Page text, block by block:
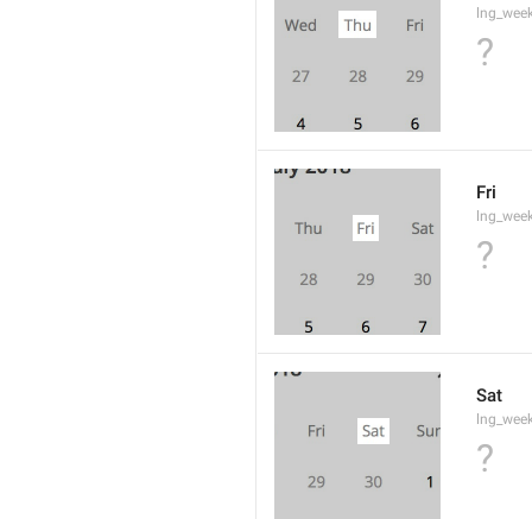
?
Fri
?
Sat
?